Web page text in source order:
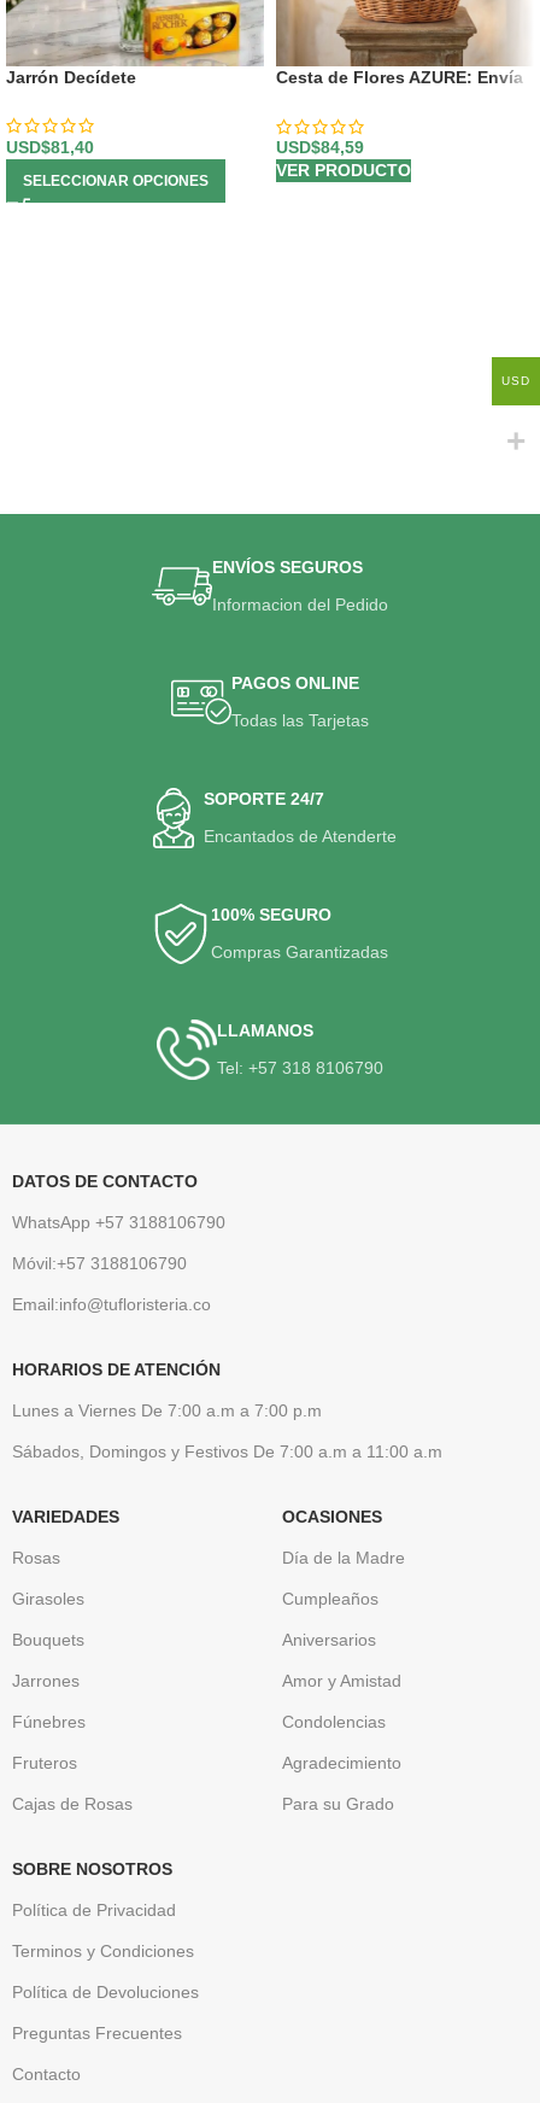
Jarrón Decídete
USD$81,40
SELECCIONAR OPCIONES
Cesta de Flores AZURE: Envía
Domicilio 💐
USD$84,59
VER PRODUCTO
ENVÍOS SEGUROS
Informacion del Pedido
PAGOS ONLINE
Todas las Tarjetas
SOPORTE 24/7
Encantados de Atenderte
100% SEGURO
Compras Garantizadas
LLAMANOS
Tel: +57 318 8106790
DATOS DE CONTACTO
WhatsApp +57 3188106790
Móvil:+57 3188106790
Email:info@tufloristeria.co
HORARIOS DE ATENCIÓN
Lunes a Viernes De 7:00 a.m a 7:00 p.m
Sábados, Domingos y Festivos De 7:00 a.m a 11:00 a.m
VARIEDADES
Rosas
Girasoles
Bouquets
Jarrones
Fúnebres
Fruteros
Cajas de Rosas
OCASIONES
Día de la Madre
Cumpleaños
Aniversarios
Amor y Amistad
Condolencias
Agradecimiento
Para su Grado
SOBRE NOSOTROS
Política de Privacidad
Terminos y Condiciones
Política de Devoluciones
Preguntas Frecuentes
Contacto
USD